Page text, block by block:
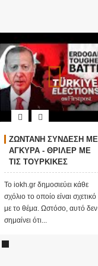
ΖΩΝΤΑΝΗ ΣΥΝΔΕΣΗ ΜΕ
ΑΓΚΥΡΑ - ΘΡΙΛΕΡ ΜΕ
ΤΙΣ ΤΟΥΡΚΙΚΕΣ
ΕΚΛΟΓΕΣ !
Το iokh.gr δημοσιεύει κάθε
σχόλιο το οποίο είναι σχετικό
με το θέμα. Ωστόσο, αυτό δεν
σημαίνει ότι...